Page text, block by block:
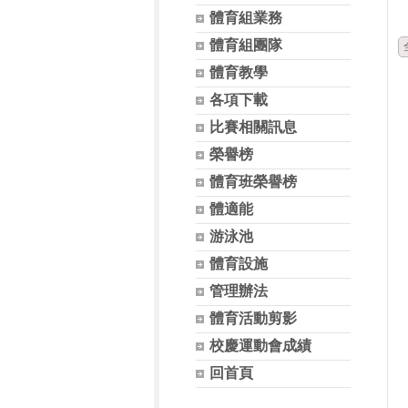
體育組業務
體育組團隊
體育教學
各項下載
比賽相關訊息
榮譽榜
體育班榮譽榜
體適能
游泳池
體育設施
管理辦法
體育活動剪影
校慶運動會成績
回首頁